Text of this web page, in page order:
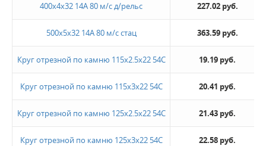
400х4х32 14А 80 м/с д/рельс 227.02 руб.
500х5х32 14А 80 м/с стац 363.59 руб.
Круг отрезной по камню 115х2.5х22 54С 19.19 руб.
Круг отрезной по камню 115х3х22 54С 20.41 руб.
Круг отрезной по камню 125х2.5х22 54С 21.43 руб.
Круг отрезной по камню 125х3х22 54С 22.58 руб.